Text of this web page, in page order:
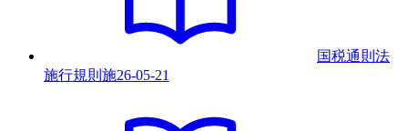
国税通則法
施行規則 施26-05-21